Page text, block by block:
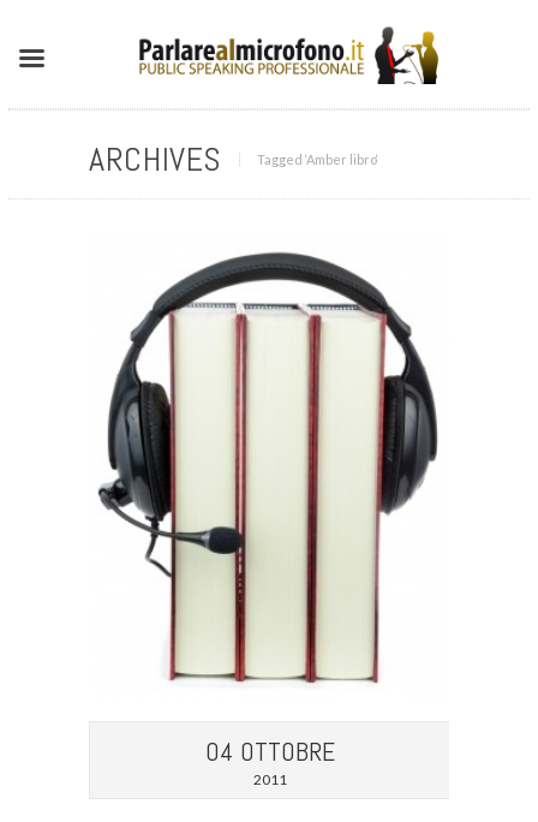
ARCHIVES Tagged ‘Amber libro‘
04 OTTOBRE
2011